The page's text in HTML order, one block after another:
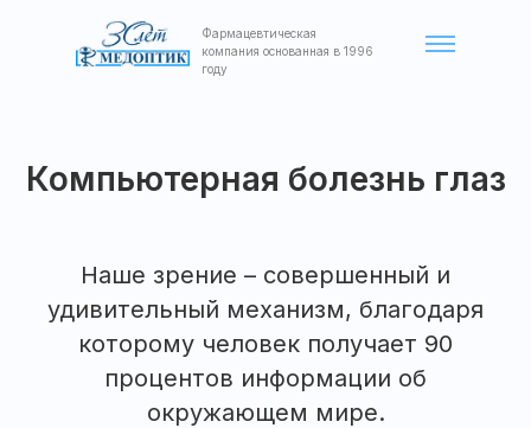
Фармацевтическая
компания основанная в 1996
году
Компьютерная болезнь глаз
Наше зрение – совершенный и
удивительный механизм, благодаря
которому человек получает 90
процентов информации об
окружающем мире.